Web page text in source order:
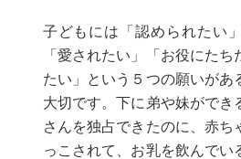
子どもには「認められたい
「愛されたい」「お役にたち
たい」という５つの願いがあ
大切です。下に弟や妹ができ
さんを独占できたのに、赤ち
っこされて、お乳を飲んでい